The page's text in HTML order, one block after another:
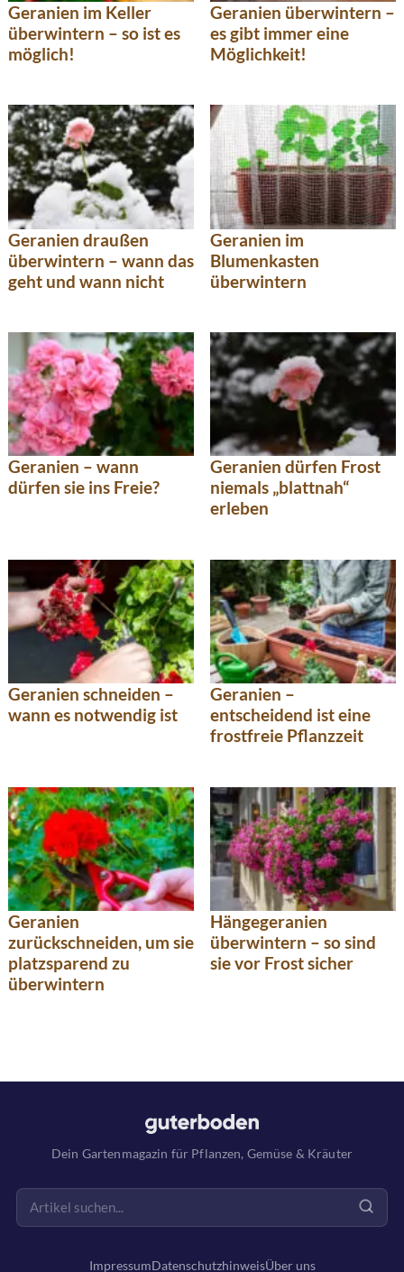
Geranien im Keller
überwintern – so ist es
möglich!
Geranien überwintern –
es gibt immer eine
Möglichkeit!
Geranien draußen
überwintern – wann das
geht und wann nicht
Geranien im
Blumenkasten
überwintern
Geranien – wann
dürfen sie ins Freie?
Geranien dürfen Frost
niemals „blattnah“
erleben
Geranien schneiden –
wann es notwendig ist
Geranien –
entscheidend ist eine
frostfreie Pflanzzeit
Geranien
zurückschneiden, um sie
platzsparend zu
überwintern
Hängegeranien
überwintern – so sind
sie vor Frost sicher
Dein Gartenmagazin für Pflanzen, Gemüse & Kräuter
ImpressumDatenschutzhinweisÜber uns